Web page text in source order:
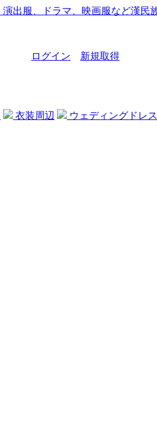
ログイン
新規取得
衣装周辺 ウェディングドレス